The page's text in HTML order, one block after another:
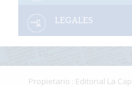
Familia
Fúnebres
LEGALES
Propietario : Editorial La